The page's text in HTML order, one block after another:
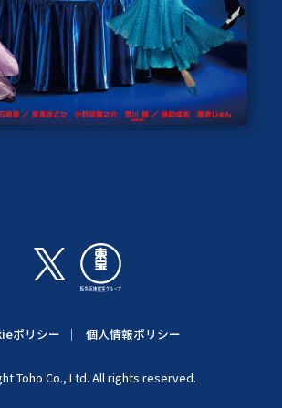
ポリシー 個人情報ポリシー
Toho Co., Ltd. All rights reserved.